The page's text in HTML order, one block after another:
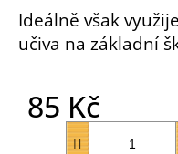
Ideálně však
učiva na základní
85 Kč
Měrná
m
e